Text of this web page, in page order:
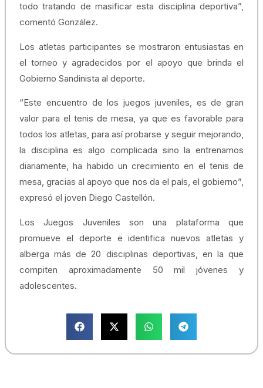
todo tratando de masificar esta disciplina deportiva”,
comentó González.
Los atletas participantes se mostraron entusiastas en
el torneo y agradecidos por el apoyo que brinda el
Gobierno Sandinista al deporte.
“Este encuentro de los juegos juveniles, es de gran
valor para el tenis de mesa, ya que es favorable para
todos los atletas, para así probarse y seguir mejorando,
la disciplina es algo complicada sino la entrenamos
diariamente, ha habido un crecimiento en el tenis de
mesa, gracias al apoyo que nos da el país, el gobierno”,
expresó el joven Diego Castellón.
Los Juegos Juveniles son una plataforma que
promueve el deporte e identifica nuevos atletas y
alberga más de 20 disciplinas deportivas, en la que
compiten aproximadamente 50 mil jóvenes y
adolescentes.